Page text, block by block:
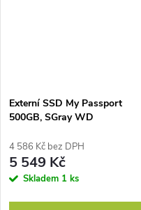
Externí SSD My Passport
500GB, SGray WD
4 586 Kč bez DPH
5 549 Kč
Skladem 1 ks